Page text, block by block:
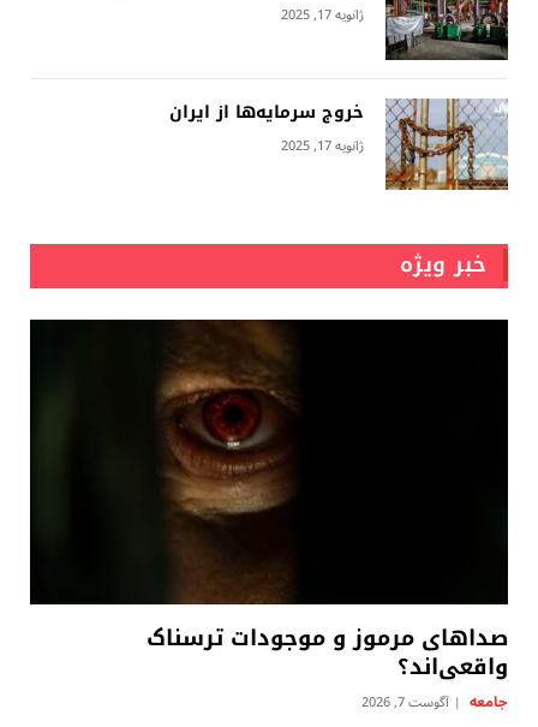
ژانویه 17, 2025
خروج سرمایه‌ها از ایران
ژانویه 17, 2025
خبر ویژه
صداهای مرموز و موجودات ترسناک
واقعی‌اند؟
جامعه آگوست 7, 2026